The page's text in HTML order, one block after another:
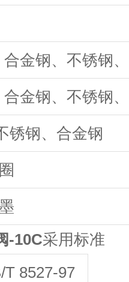
合金钢、不锈钢、
合金钢、不锈钢、
锈钢、合金钢
-10C采用标准
T 8527-97